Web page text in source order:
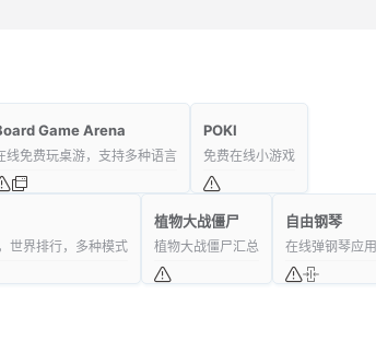
Game Arena
线免费玩桌游，支持多种语言
POKI
免费在线小游戏
世界排行，多种模式
植物大战僵尸
植物大战僵尸汇总
自由钢琴
在线弹钢琴应用